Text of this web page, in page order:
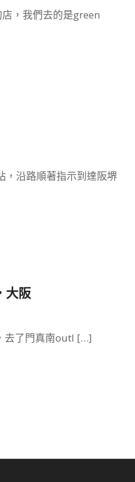
，我們去的是green
，沿路順著指示到達阪堺
大阪
去了門真南outl […]